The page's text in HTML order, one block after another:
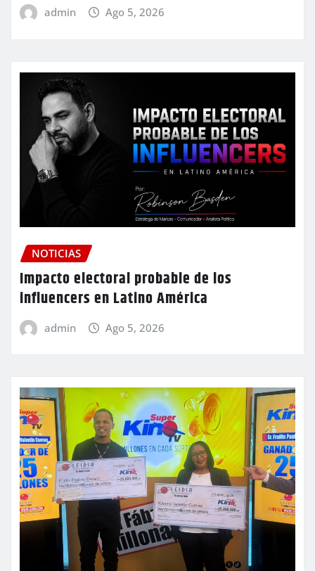
admin Ago 5, 2026
NOTICIAS
Impacto electoral probable de los
influencers en Latino América
admin Ago 5, 2026